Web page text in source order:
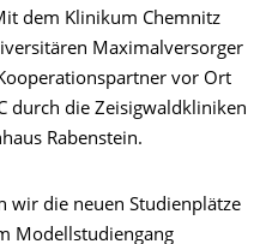
dem Klinikum Chemnitz
Maximalversorger
vor Ort
durch die Zeisigwaldkliniken
Rabenstein.
wir die neuen Studienplätze
Modellstudiengang